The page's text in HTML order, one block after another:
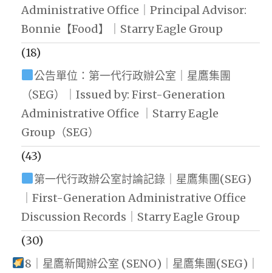
Administrative Office｜Principal Advisor:
Bonnie【Food】｜Starry Eagle Group
(18)
公告單位：第一代行政辦公室｜星鷹集團
（SEG）｜Issued by: First-Generation
Administrative Office ｜Starry Eagle
Group（SEG）
(43)
第一代行政辦公室討論記錄｜星鷹集團(SEG)
｜First-Generation Administrative Office
Discussion Records｜Starry Eagle Group
(30)
8｜星鷹新聞辦公室 (SENO)｜星鷹集團(SEG)｜